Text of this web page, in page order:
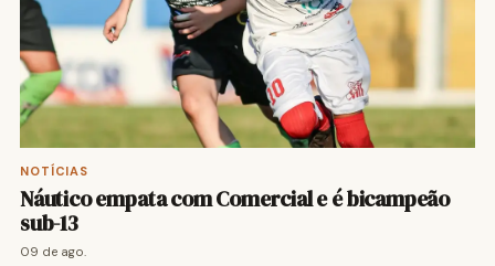
NOTÍCIAS
Náutico empata com Comercial e é bicampeão
sub-13
09 de ago.